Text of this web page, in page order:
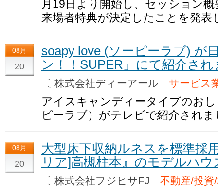
月19日より開始し、セッション
来場者特典が決定したことを発表
08月
20
soapy love (ソーピーラブ) が
ン！！SUPER」にて紹介さ
〔 株式会社ディーアール サービス
アイスキャンディータイプのお
ピーラブ）がテレビで紹介されま
08月
20
大型床下収納ルネスを標準採
リア]高槻柱本』のモデルハ
〔 株式会社フジヒサFJ 不動産/投資